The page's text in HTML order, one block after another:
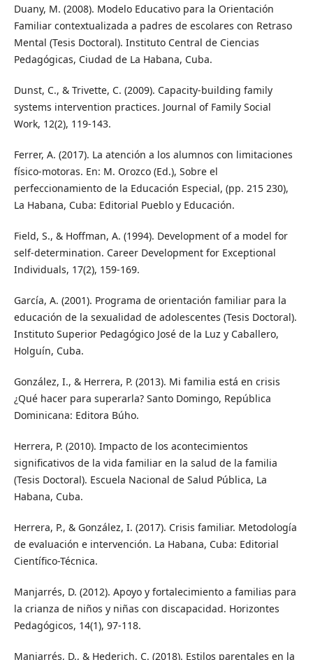
Duany, M. (2008). Modelo Educativo para la Orientación
Familiar contextualizada a padres de escolares con Retraso
Mental (Tesis Doctoral). Instituto Central de Ciencias
Pedagógicas, Ciudad de La Habana, Cuba.
Dunst, C., & Trivette, C. (2009). Capacity-building family
systems intervention practices. Journal of Family Social
Work, 12(2), 119-143.
Ferrer, A. (2017). La atención a los alumnos con limitaciones
físico-motoras. En: M. Orozco (Ed.), Sobre el
perfeccionamiento de la Educación Especial, (pp. 215 230),
La Habana, Cuba: Editorial Pueblo y Educación.
Field, S., & Hoffman, A. (1994). Development of a model for
self-determination. Career Development for Exceptional
Individuals, 17(2), 159-169.
García, A. (2001). Programa de orientación familiar para la
educación de la sexualidad de adolescentes (Tesis Doctoral).
Instituto Superior Pedagógico José de la Luz y Caballero,
Holguín, Cuba.
González, I., & Herrera, P. (2013). Mi familia está en crisis
¿Qué hacer para superarla? Santo Domingo, República
Dominicana: Editora Búho.
Herrera, P. (2010). Impacto de los acontecimientos
significativos de la vida familiar en la salud de la familia
(Tesis Doctoral). Escuela Nacional de Salud Pública, La
Habana, Cuba.
Herrera, P., & González, I. (2017). Crisis familiar. Metodología
de evaluación e intervención. La Habana, Cuba: Editorial
Científico-Técnica.
Manjarrés, D. (2012). Apoyo y fortalecimiento a familias para
la crianza de niños y niñas con discapacidad. Horizontes
Pedagógicos, 14(1), 97-118.
Manjarrés, D., & Hederich, C. (2018). Estilos parentales en la